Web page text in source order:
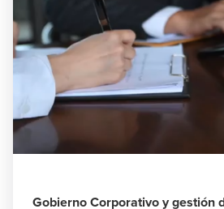
Gobierno Corporativo y gestión